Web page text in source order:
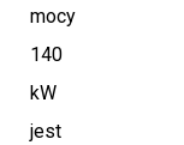
mocy
140
kW
jest